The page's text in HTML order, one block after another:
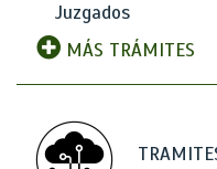
Juzgados
MÁS TRÁMITES